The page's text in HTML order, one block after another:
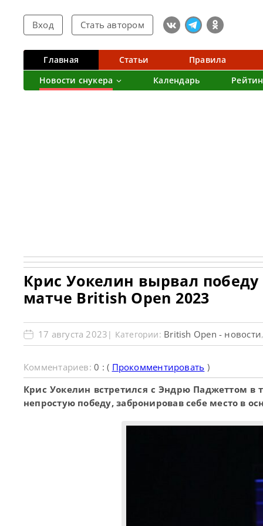
Вход Стать автором
Главная Статьи
Правила
Новости снукера
Календарь
Крис Уокелин вырвал
матче British Open 2023
17 августа 2023 | Категории: British Open - новости
Комментариев:0 : ( Прокомментировать )
Крис Уокелин встретился с Эндрю Паджеттом
непростую победу, забронировав себе место в